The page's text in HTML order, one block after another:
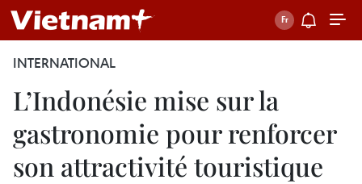
INTERNATIONAL
L’Indonésie mise sur la
gastronomie pour renforcer
son attractivité touristique